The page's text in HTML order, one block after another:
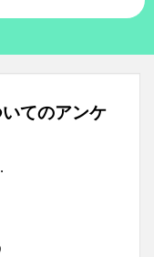
てのアンケ